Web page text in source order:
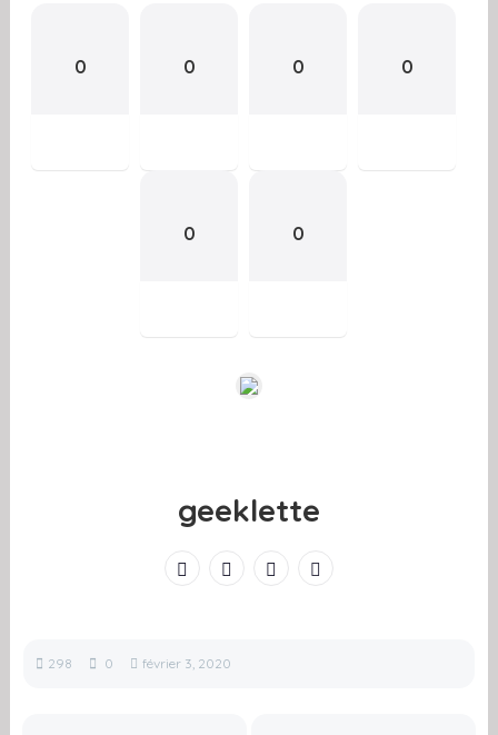
0 0 0 0
0 0
geeklette
298 0 février 3, 2020